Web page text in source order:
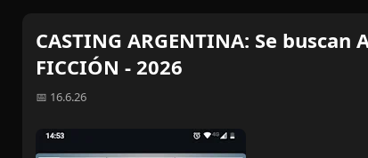
CASTING ARGENTINA: Se buscan
FICCIÓN - 2026
📅 16.6.26